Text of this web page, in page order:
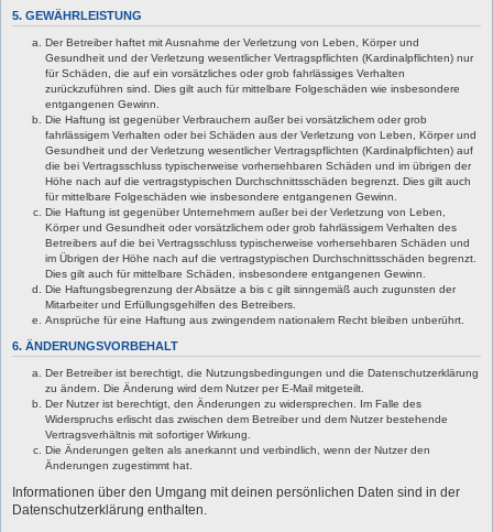
5. GEWÄHRLEISTUNG
Der Betreiber haftet mit Ausnahme der Verletzung von Leben, Körper und
Gesundheit und der Verletzung wesentlicher Vertragspflichten (Kardinalpflichten) nur
für Schäden, die auf ein vorsätzliches oder grob fahrlässiges Verhalten
zurückzuführen sind. Dies gilt auch für mittelbare Folgeschäden wie insbesondere
entgangenen Gewinn.
Die Haftung ist gegenüber Verbrauchern außer bei vorsätzlichem oder grob
fahrlässigem Verhalten oder bei Schäden aus der Verletzung von Leben, Körper und
Gesundheit und der Verletzung wesentlicher Vertragspflichten (Kardinalpflichten) auf
die bei Vertragsschluss typischerweise vorhersehbaren Schäden und im übrigen der
Höhe nach auf die vertragstypischen Durchschnittsschäden begrenzt. Dies gilt auch
für mittelbare Folgeschäden wie insbesondere entgangenen Gewinn.
Die Haftung ist gegenüber Unternehmern außer bei der Verletzung von Leben,
Körper und Gesundheit oder vorsätzlichem oder grob fahrlässigem Verhalten des
Betreibers auf die bei Vertragsschluss typischerweise vorhersehbaren Schäden und
im Übrigen der Höhe nach auf die vertragstypischen Durchschnittsschäden begrenzt.
Dies gilt auch für mittelbare Schäden, insbesondere entgangenen Gewinn.
Die Haftungsbegrenzung der Absätze a bis c gilt sinngemäß auch zugunsten der
Mitarbeiter und Erfüllungsgehilfen des Betreibers.
Ansprüche für eine Haftung aus zwingendem nationalem Recht bleiben unberührt.
6. ÄNDERUNGSVORBEHALT
Der Betreiber ist berechtigt, die Nutzungsbedingungen und die Datenschutzerklärung
zu ändern. Die Änderung wird dem Nutzer per E-Mail mitgeteilt.
Der Nutzer ist berechtigt, den Änderungen zu widersprechen. Im Falle des
Widerspruchs erlischt das zwischen dem Betreiber und dem Nutzer bestehende
Vertragsverhältnis mit sofortiger Wirkung.
Die Änderungen gelten als anerkannt und verbindlich, wenn der Nutzer den
Änderungen zugestimmt hat.
Informationen über den Umgang mit deinen persönlichen Daten sind in der
Datenschutzerklärung enthalten.